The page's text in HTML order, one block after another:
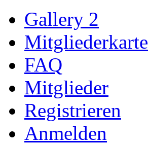
Gallery 2
Mitgliederkarte
FAQ
Mitglieder
Registrieren
Anmelden